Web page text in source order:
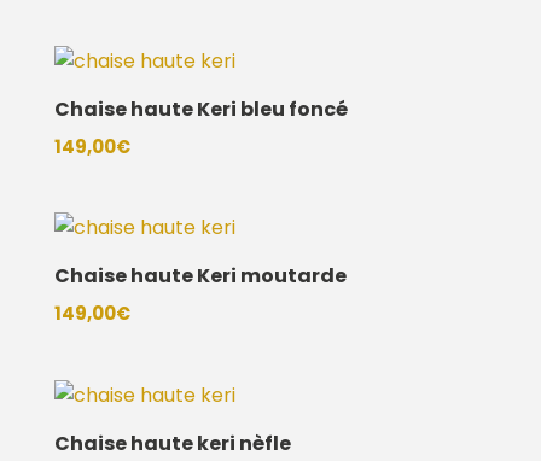
Chaise haute Keri bleu foncé
149,00€
Chaise haute Keri moutarde
149,00€
Chaise haute keri nèfle